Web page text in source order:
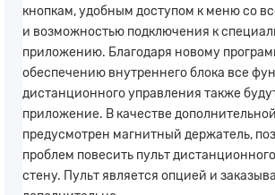
кнопкам, удобным доступом к меню со
и возможностью подключения к
приложению. Благодаря новому
обеспечению внутреннего блока все
дистанционного управления также
приложение. В качестве
предусмотрен магнитный держатель,
проблем повесить пульт
стену. Пульт является опцией и